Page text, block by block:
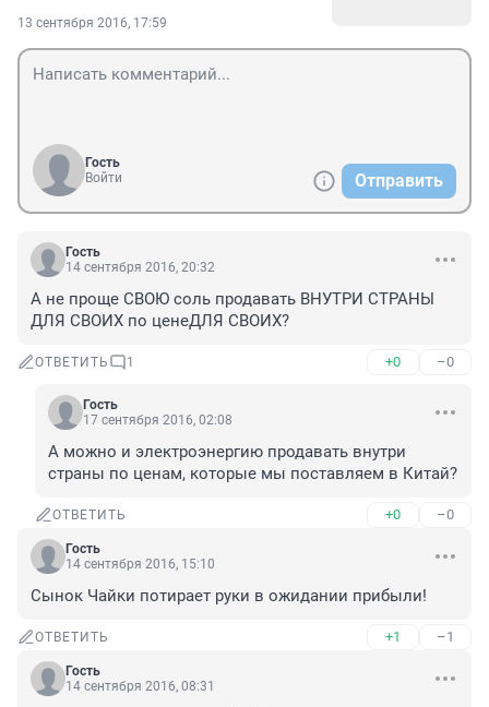
13 сентября 2016, 17:59
Гость
Войти
Отправить
Гость
14 сентября 2016, 20:32
А не проще СВОЮ соль продавать ВНУТРИ СТРАНЫ
ДЛЯ СВОИХ по ценеДЛЯ СВОИХ?
ОТВЕТИТЬ 1 +0 –0
Гость
17 сентября 2016, 02:08
А можно и электроэнергию продавать внутри
страны по ценам, которые мы поставляем в Китай?
ОТВЕТИТЬ +0 –0
Гость
14 сентября 2016, 15:10
Сынок Чайки потирает руки в ожидании прибыли!
ОТВЕТИТЬ +1 –1
Гость
14 сентября 2016, 08:31